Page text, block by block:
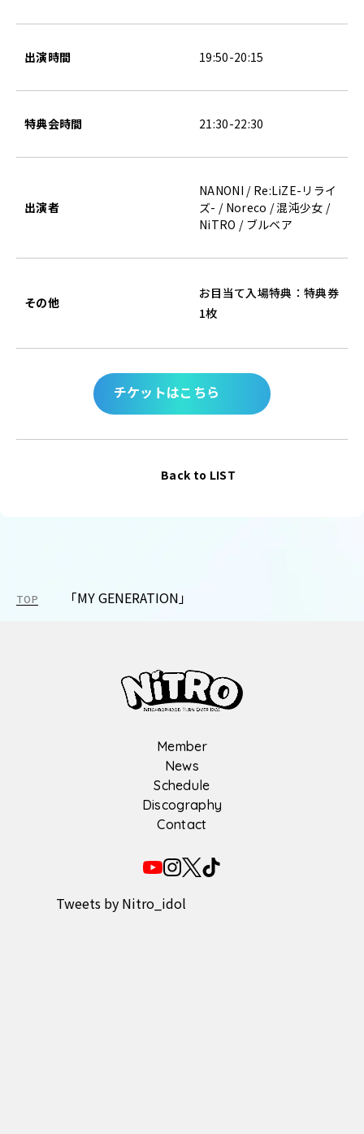
出演時間 19:50-20:15
特典会時間 21:30-22:30
出演者
NANONI / Re:LiZE-リライ
ズ- / Noreco / 混沌少女 /
NiTRO / ブルベア
その他
お目当て入場特典：特典券
1枚
チケットはこちら
Back to LIST
TOP 「MY GENERATION」
Member
News
Schedule
Discography
Contact
Tweets by Nitro_idol